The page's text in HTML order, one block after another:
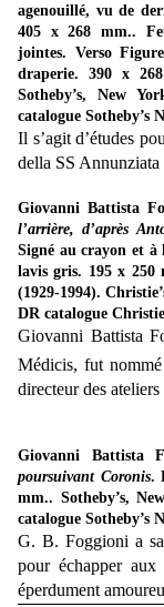
agenouillé, vu de
405 x 268 mm..
jointes. Verso
draperie. 390 x
Sotheby’s, New
catalogue Sotheby’s
Il s’agit d’études
della SS
Giovanni Battista
l’arrière, d’après
Signé au crayon et
lavis gris. 195 x 250
(1929-1994).
DR catalogue
Giovanni Battista
Médicis, fut
directeur des
Giovanni Battista
poursuivant Coronis.
mm.. Sotheby’s,
catalogue Sotheby’s
G. B. Foggioni a
pour échapper
éperdument